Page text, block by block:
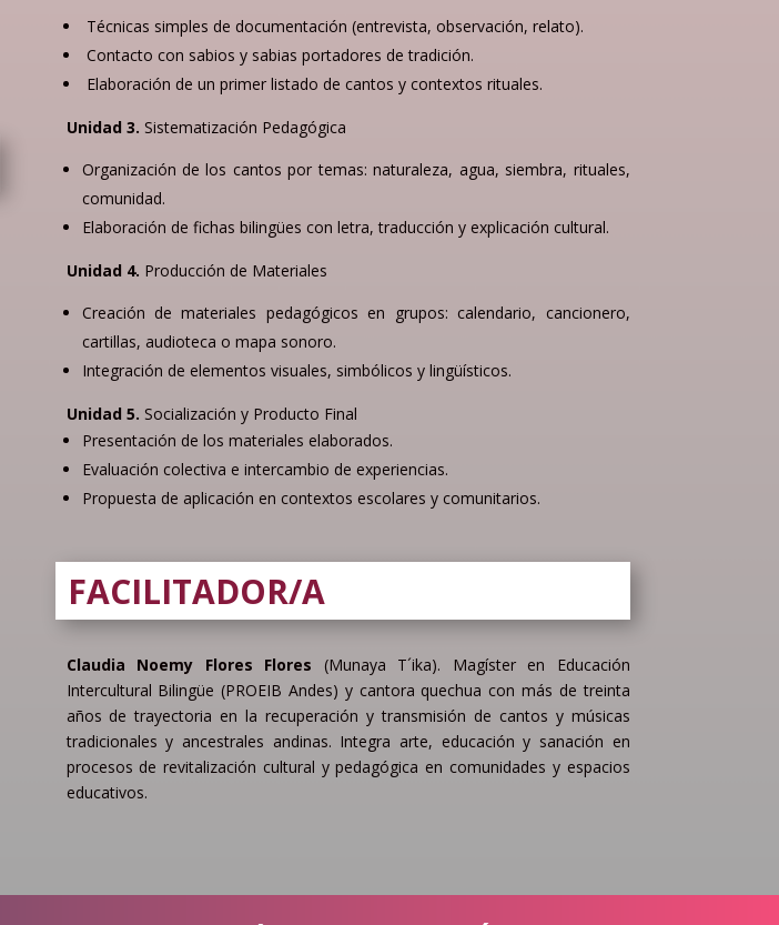
Técnicas simples de documentación (entrevista, observación, relato).
Contacto con sabios y sabias portadores de tradición.
Elaboración de un primer listado de cantos y contextos rituales.
Unidad 3. Sistematización Pedagógica
Organización de los cantos por temas: naturaleza, agua, siembra, rituales,
comunidad.
Elaboración de fichas bilingües con letra, traducción y explicación cultural.
Unidad 4. Producción de Materiales
Creación de materiales pedagógicos en grupos: calendario, cancionero,
cartillas, audioteca o mapa sonoro.
Integración de elementos visuales, simbólicos y lingüísticos.
Unidad 5. Socialización y Producto Final
Presentación de los materiales elaborados.
Evaluación colectiva e intercambio de experiencias.
Propuesta de aplicación en contextos escolares y comunitarios.
FACILITADOR/A
Claudia Noemy Flores Flores (Munaya T´ika). Magíster en Educación
Intercultural Bilingüe (PROEIB Andes) y cantora quechua con más de treinta
años de trayectoria en la recuperación y transmisión de cantos y músicas
tradicionales y ancestrales andinas. Integra arte, educación y sanación en
procesos de revitalización cultural y pedagógica en comunidades y espacios
educativos.